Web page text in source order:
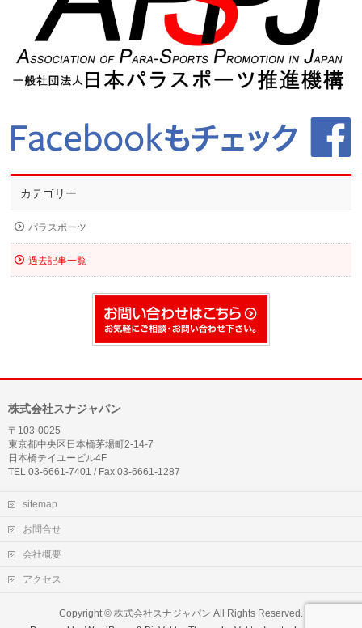
カテゴリー
パラスポーツ
過去記事一覧
株式会社スナジャパン
〒103-0025
東京都中央区日本橋茅場町2-14-7
日本橋テイユービル4F
TEL 03-6661-7401 / Fax 03-6661-1287
sitemap
お問合せ
会社概要
アクセス
Copyright © 株式会社スナジャパン All Rights Reserved.